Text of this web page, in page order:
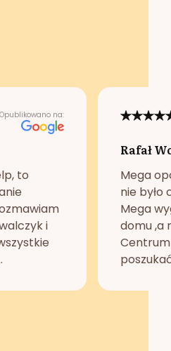
Opublikowano na:
to
i
Rafał
Mega
nie było
Mega
domu ,a